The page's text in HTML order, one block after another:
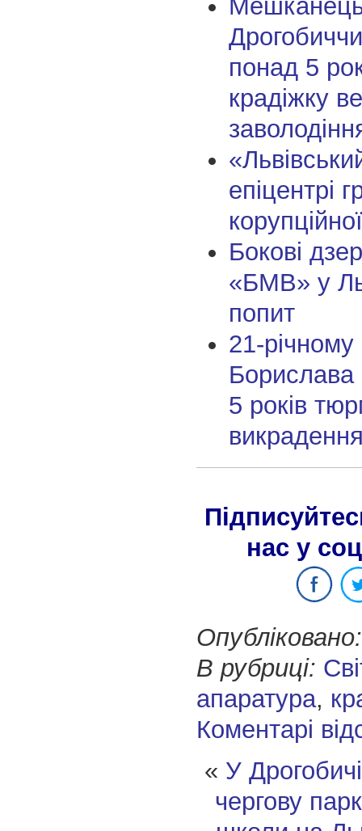
понад 5
крадіжку
епіцентрі
Бокові
«БМВ» у
попит
21-
Борислава
5 років
нас у
Опубліковано:
В рубриці:
апаратура,
Коментарі
« У
чергову